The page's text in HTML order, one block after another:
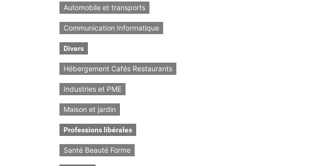
Automobile et transports
Communication Informatique
Divers
Hébergement Cafés Restaurants
Industries et PME
Maison et jardin
Professions libérales
Santé Beauté Forme